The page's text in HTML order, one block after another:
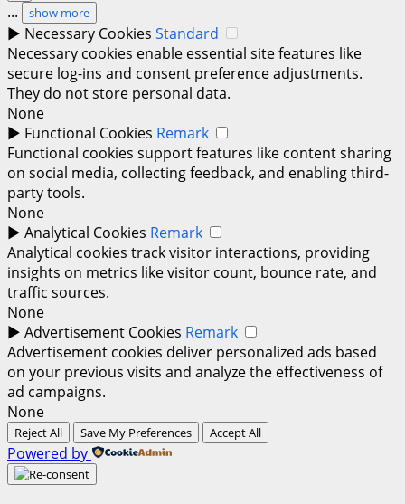
... show more
► Necessary Cookies Standard
Necessary cookies enable essential site features like
secure log-ins and consent preference adjustments.
They do not store personal data.
None
► Functional Cookies Remark
Functional cookies support features like content sharing
on social media, collecting feedback, and enabling third-
party tools.
None
► Analytical Cookies Remark
Analytical cookies track visitor interactions, providing
insights on metrics like visitor count, bounce rate, and
traffic sources.
None
► Advertisement Cookies Remark
Advertisement cookies deliver personalized ads based
on your previous visits and analyze the effectiveness of
ad campaigns.
None
Reject All Save My Preferences Accept All
Powered by